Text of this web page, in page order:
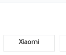
Xiaomi